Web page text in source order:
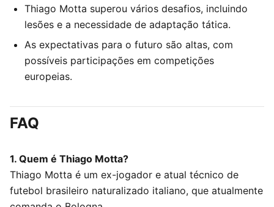
Thiago Motta superou vários desafios, incluindo
lesões e a necessidade de adaptação tática.
As expectativas para o futuro são altas, com
possíveis participações em competições
europeias.
FAQ
1. Quem é Thiago Motta?
Thiago Motta é um ex-jogador e atual técnico de
futebol brasileiro naturalizado italiano, que atualmente